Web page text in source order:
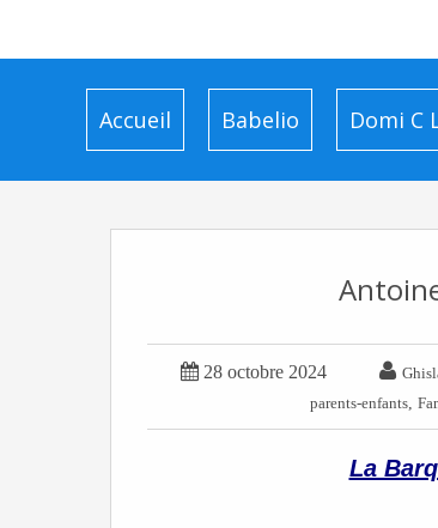
Accueil Babelio Domi C
 28 octobre 2024 
parents-enfants
La